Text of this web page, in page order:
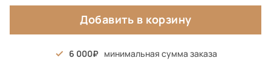
Добавить в корзину
6 000 минимальная сумма заказа